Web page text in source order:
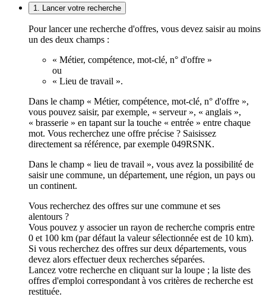
1. Lancer votre recherche
Pour lancer une recherche d'offres, vous devez saisir au moins
un des deux champs :
« Métier, compétence, mot-clé, n° d'offre »
ou
« Lieu de travail ».
Dans le champ « Métier, compétence, mot-clé, n° d'offre »,
vous pouvez saisir, par exemple, « serveur », « anglais »,
« brasserie » en tapant sur la touche « entrée » entre chaque
mot. Vous recherchez une offre précise ? Saisissez
directement sa référence, par exemple 049RSNK.
Dans le champ « lieu de travail », vous avez la possibilité de
saisir une commune, un département, une région, un pays ou
un continent.
Vous recherchez des offres sur une commune et ses
alentours ?
Vous pouvez y associer un rayon de recherche compris entre
0 et 100 km (par défaut la valeur sélectionnée est de 10 km).
Si vous recherchez des offres sur deux départements, vous
devez alors effectuer deux recherches séparées.
Lancez votre recherche en cliquant sur la loupe ; la liste des
offres d'emploi correspondant à vos critères de recherche est
restituée.